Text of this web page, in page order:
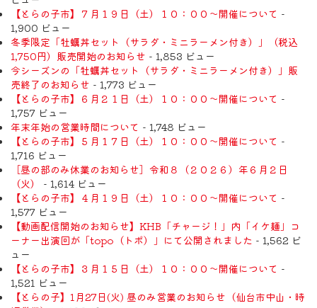
【とらの子市】７月１９日（土）１０：００～開催について -
1,900 ビュー
冬季限定「牡蠣丼セット（サラダ・ミニラーメン付き）」（税込
1,750円）販売開始のお知らせ - 1,853 ビュー
今シーズンの「牡蠣丼セット（サラダ・ミニラーメン付き）」販
売終了のお知らせ - 1,773 ビュー
【とらの子市】６月２１日（土）１０：００～開催について -
1,757 ビュー
年末年始の営業時間について - 1,748 ビュー
【とらの子市】５月１７日（土）１０：００～開催について -
1,716 ビュー
［昼の部のみ休業のお知らせ］令和８（２０２６）年６月２日
（火）
- 1,614 ビュー
【とらの子市】４月１９日（土）１０：００～開催について -
1,577 ビュー
【動画配信開始のお知らせ】KHB「チャージ！」内「イケ麺」コ
ーナー出演回が「topo（トポ）」にて公開されました - 1,562 ビ
ュー
【とらの子市】３月１５日（土）１０：００～開催について -
1,521 ビュー
【とらの子】1月27日(火) 昼のみ営業のお知らせ（仙台市中山・時